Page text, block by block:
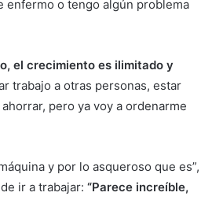
enfermo o tengo algún problema
el crecimiento es ilimitado y
trabajo a otras personas, estar
pero ya voy a ordenarme
y por lo asqueroso que es”,
ir a trabajar:“Parece increíble,